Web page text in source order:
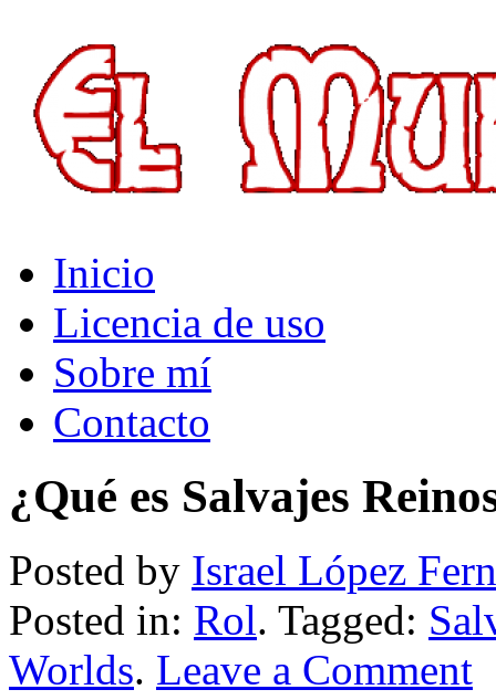
El Multiverso
Inicio
Licencia de uso
Sobre mí
Contacto
¿Qué es Salvajes
Posted by Israel López
Posted in: Rol. Tagged:
Worlds. Leave a Comment